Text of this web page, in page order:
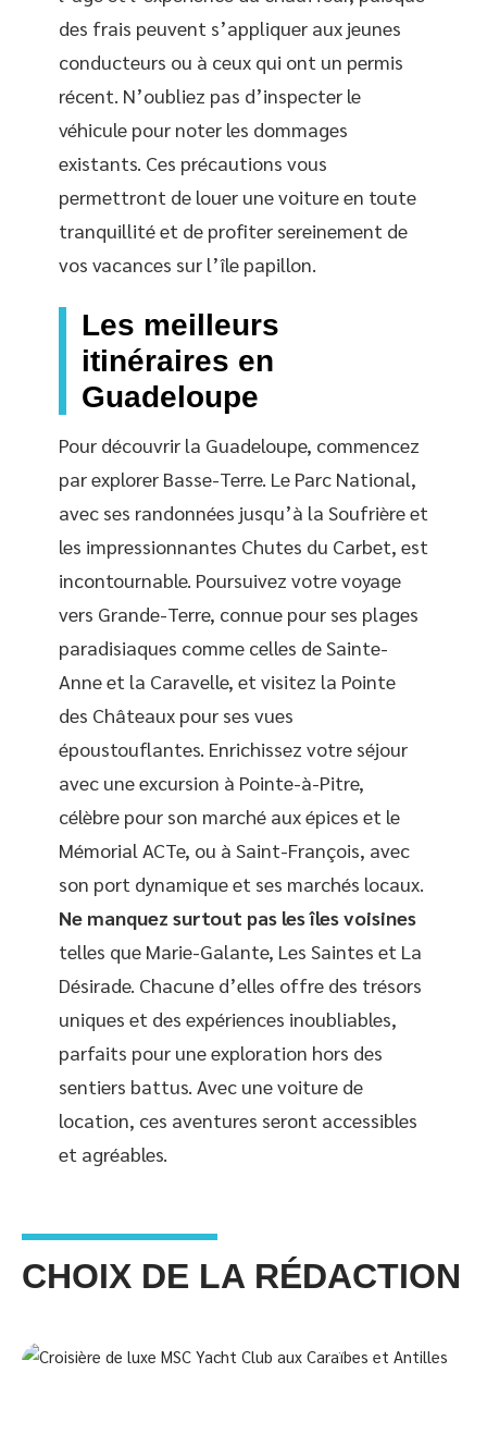
des frais peuvent s’appliquer aux jeunes
conducteurs ou à ceux qui ont un permis
récent. N’oubliez pas d’inspecter le
véhicule pour noter les dommages
existants. Ces précautions vous
permettront de louer une voiture en toute
tranquillité et de profiter sereinement de
vos vacances sur l’île papillon.
Les meilleurs
itinéraires en
Guadeloupe
Pour découvrir la Guadeloupe, commencez
par explorer Basse-Terre. Le Parc National,
avec ses randonnées jusqu’à la Soufrière et
les impressionnantes Chutes du Carbet, est
incontournable. Poursuivez votre voyage
vers Grande-Terre, connue pour ses plages
paradisiaques comme celles de Sainte-
Anne et la Caravelle, et visitez la Pointe
des Châteaux pour ses vues
époustouflantes. Enrichissez votre séjour
avec une excursion à Pointe-à-Pitre,
célèbre pour son marché aux épices et le
Mémorial ACTe, ou à Saint-François, avec
son port dynamique et ses marchés locaux.
Ne manquez surtout pas les îles voisines
telles que Marie-Galante, Les Saintes et La
Désirade. Chacune d’elles offre des trésors
uniques et des expériences inoubliables,
parfaits pour une exploration hors des
sentiers battus. Avec une voiture de
location, ces aventures seront accessibles
et agréables.
CHOIX DE LA RÉDACTION